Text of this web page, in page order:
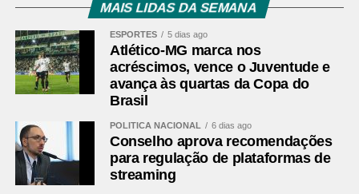
MAIS LIDAS DA SEMANA
ESPORTES 5 dias ago
Atlético-MG marca nos
acréscimos, vence o Juventude e
avança às quartas da Copa do
Brasil
POLÍTICA NACIONAL 6 dias ago
Conselho aprova recomendações
para regulação de plataformas de
streaming